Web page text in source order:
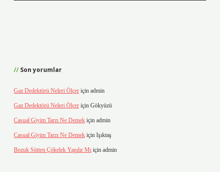
Son yorumlar
Gaz Dedektörü Neleri Ölçer için admin
Gaz Dedektörü Neleri Ölçer için Gökyüzü
Casual Giyim Tarzı Ne Demek için admin
Casual Giyim Tarzı Ne Demek için Işıktaş
Bozuk Sütten Çökelek Yapılır Mı için admin